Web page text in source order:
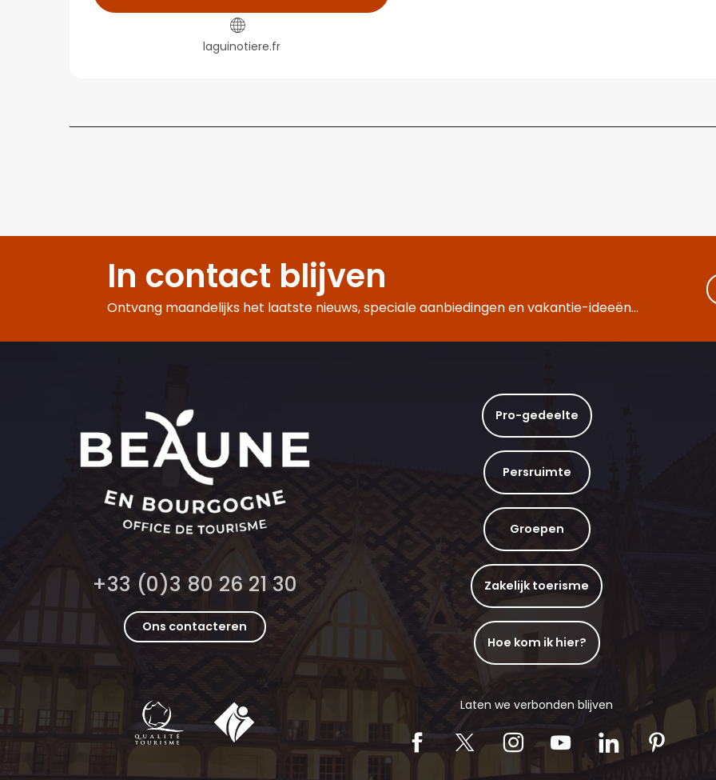
laguinotiere.fr
In contact blijven
Ontvang maandelijks het laatste nieuws, speciale aanbiedingen en vakantie-ideeën...
+33 (0)3 80 26 21 30
Ons contacteren
Pro-gedeelte
Persruimte
Groepen
Zakelijk toerisme
Hoe kom ik hier?
Laten we verbonden blijven